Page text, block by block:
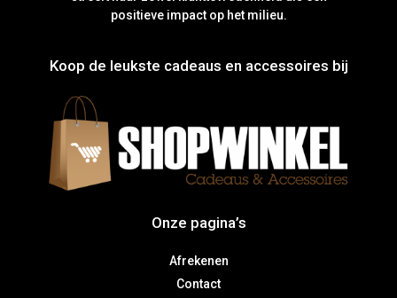
positieve impact op het milieu.
Koop de leukste cadeaus en accessoires bij
Onze pagina’s
Afrekenen
Contact